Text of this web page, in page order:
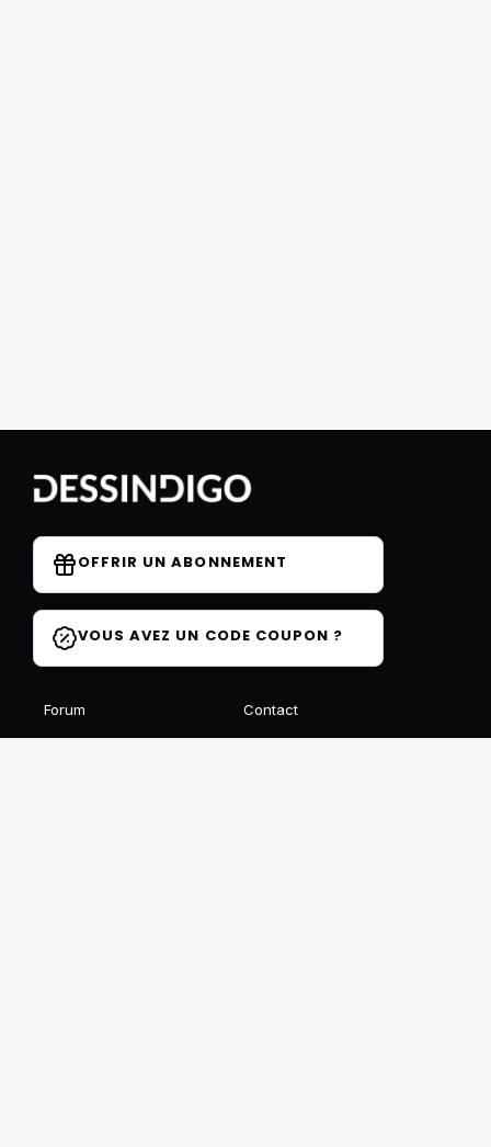
OFFRIR UN ABONNEMENT
VOUS AVEZ UN CODE COUPON ?
Forum Contact